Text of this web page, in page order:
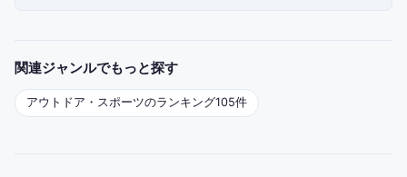
関連ジャンルでもっと探す
アウトドア・スポーツのランキング105件